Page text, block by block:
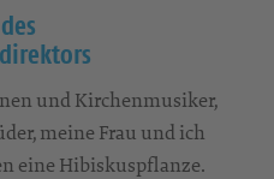
und Kirchenmusiker,
meine Frau und ich
eine Hibiskuspflanze.